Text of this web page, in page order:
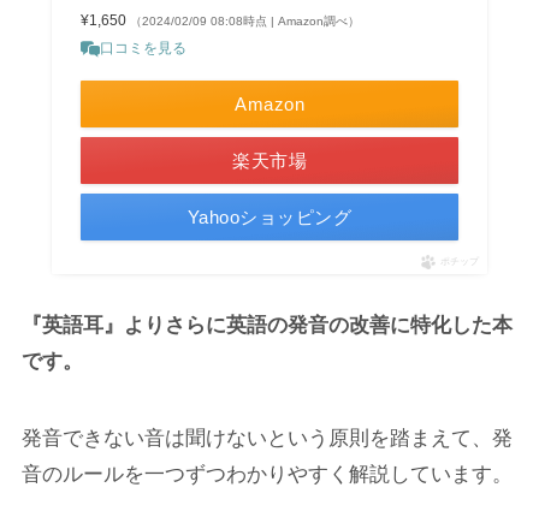
¥1,650 （2024/02/09 08:08時点 | Amazon調べ）
口コミを見る
Amazon
楽天市場
Yahooショッピング
ポチップ
『英語耳』よりさらに英語の発音の改善に特化した本
です。
発音できない音は聞けないという原則を踏まえて、発
音のルールを一つずつわかりやすく解説しています。